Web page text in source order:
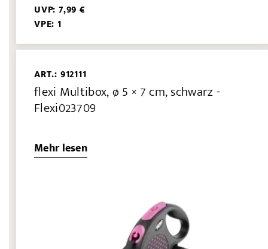
UVP: 7,99 €
VPE: 1
ART.: 912111
flexi Multibox, ø 5 × 7 cm, schwarz -
Flexi023709
Mehr lesen